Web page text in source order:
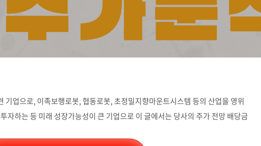
기업으로, 이족보행로봇, 협동로봇, 초정밀지향마운트시스템 등의 산업을 영위
자하는 등 미래 성장가능성이 큰 기업으로 이 글에서는 당사의 주가 전망 배당금